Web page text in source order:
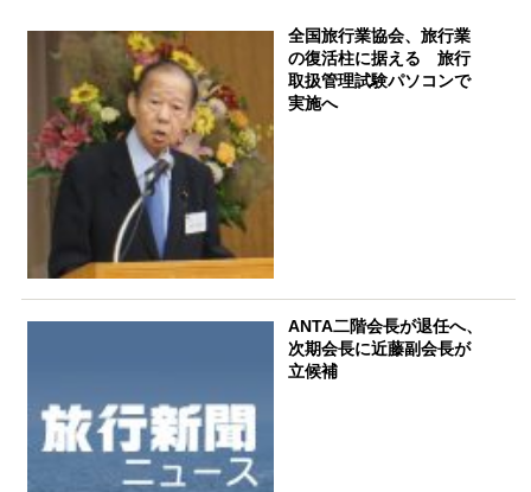
全国旅行業協会、旅行業
の復活柱に据える 旅行
取扱管理試験パソコンで
実施へ
ANTA二階会長が退任へ、
次期会長に近藤副会長が
立候補